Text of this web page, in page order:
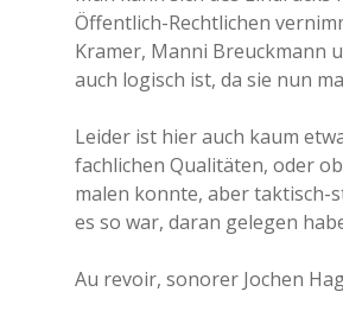
Öffentlich-Rechtlichen
Kramer, Manni Breuckmann
auch logisch ist, da sie nun
Leider ist hier auch kaum
fachlichen Qualitäten, oder
malen konnte, aber taktisch-
es so war, daran gelegen
Au revoir, sonorer Jochen